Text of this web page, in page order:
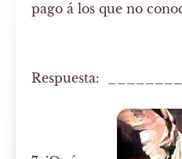
pago á los que no
Respuesta: